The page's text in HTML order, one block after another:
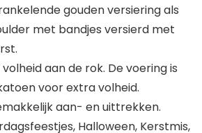
gouden versiering als
met bandjes versierd met
aan de rok. De voering is
voor extra volheid.
aan- en uittrekken.
Halloween, Kerstmis,